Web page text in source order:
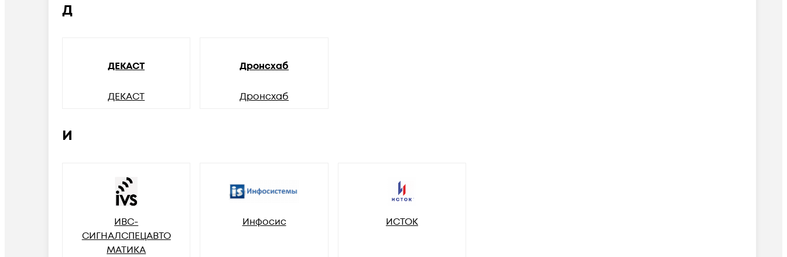
Д
ДЕКАСТ
ДЕКАСТ
Дронсхаб
Дронсхаб
И
ИВС-
СИГНАЛСПЕЦАВТО
МАТИКА
Инфосис ИСТОК